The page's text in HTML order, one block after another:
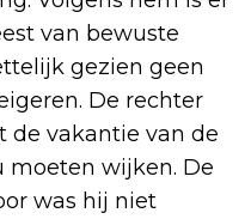
van bewuste
gezien geen
De rechter
de vakantie van de
moeten wijken. De
was hij niet